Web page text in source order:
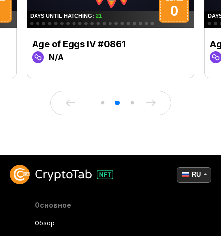
Age of Eggs IV #0861
N/A
Основное
Обзор
RU